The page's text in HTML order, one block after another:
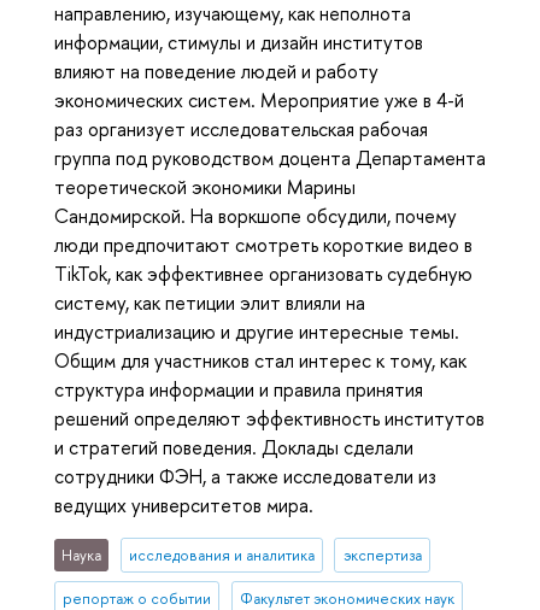
направлению, изучающему, как неполнота
информации, стимулы и дизайн институтов
влияют на поведение людей и работу
экономических систем. Мероприятие уже в 4-й
раз организует исследовательская рабочая
группа под руководством доцента Департамента
теоретической экономики Марины
Сандомирской. На воркшопе обсудили, почему
люди предпочитают смотреть короткие видео в
TikTok, как эффективнее организовать судебную
систему, как петиции элит влияли на
индустриализацию и другие интересные темы.
Общим для участников стал интерес к тому, как
структура информации и правила принятия
решений определяют эффективность институтов
и стратегий поведения. Доклады сделали
сотрудники ФЭН, а также исследователи из
ведущих университетов мира.
Наука исследования и аналитика экспертиза
репортаж о событии Факультет экономических наук